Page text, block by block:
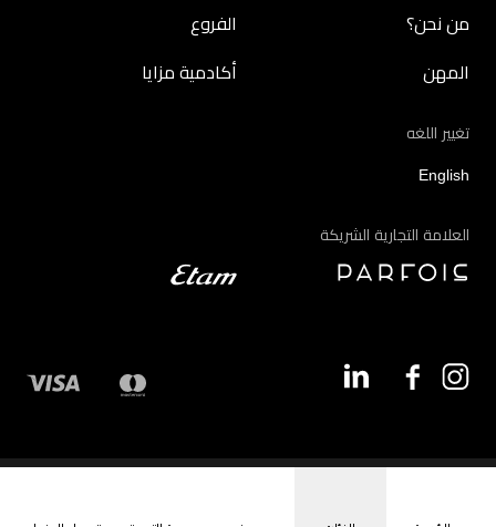
من نحن؟ الفروع
المهن أكادمية مزايا
تغيير اللغه
English
العلامة التجارية الشريكة